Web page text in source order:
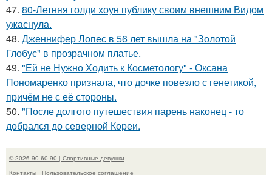
47. 80-Летняя голди хоун публику своим внешним Видом
ужаснула.
48. Дженнифер Лопес в 56 лет вышла на "Золотой
Глобус" в прозрачном платье.
49. "Ей не Нужно Ходить к Косметологу" - Оксана
Пономаренко признала, что дочке повезло с генетикой,
причём не с её стороны.
50. "После долгого путешествия парень наконец - то
добрался до северной Кореи.
© 2026 90-60-90 | Спортивные девушки
Контакты
Пользовательское соглашение